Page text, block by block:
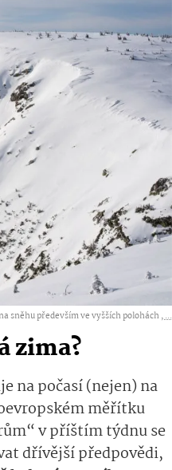
sněhu především ve vyšších polohách ,...
zima?
na počasí (nejen) na
měřítku
v příštím týdnu se
dřívější předpovědi,